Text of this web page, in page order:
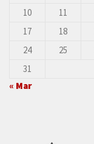
10
11
17
18
24
25
31
« Mar